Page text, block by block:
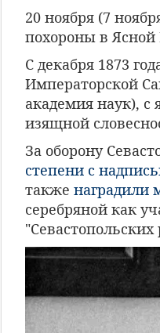
20 ноября (7
похороны в Ясной
С декабря 1873
Императорской
академия наук), c
изящной
За оборону
степени с
также наградили
серебряной как
"Севастопольских